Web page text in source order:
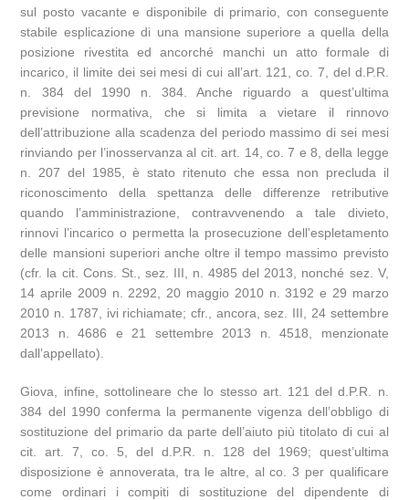
sul posto vacante e disponibile di primario, con conseguente
stabile esplicazione di una mansione superiore a quella della
posizione rivestita ed ancorché manchi un atto formale di
incarico, il limite dei sei mesi di cui all’art. 121, co. 7, del d.P.R.
n. 384 del 1990 n. 384. Anche riguardo a quest’ultima
previsione normativa, che si limita a vietare il rinnovo
dell’attribuzione alla scadenza del periodo massimo di sei mesi
rinviando per l’inosservanza al cit. art. 14, co. 7 e 8, della legge
n. 207 del 1985, è stato ritenuto che essa non precluda il
riconoscimento della spettanza delle differenze retributive
quando l’amministrazione, contravvenendo a tale divieto,
rinnovi l’incarico o permetta la prosecuzione dell’espletamento
delle mansioni superiori anche oltre il tempo massimo previsto
(cfr. la cit. Cons. St., sez. III, n. 4985 del 2013, nonché sez. V,
14 aprile 2009 n. 2292, 20 maggio 2010 n. 3192 e 29 marzo
2010 n. 1787, ivi richiamate; cfr., ancora, sez. III, 24 settembre
2013 n. 4686 e 21 settembre 2013 n. 4518, menzionate
dall’appellato).
Giova, infine, sottolineare che lo stesso art. 121 del d.P.R. n.
384 del 1990 conferma la permanente vigenza dell’obbligo di
sostituzione del primario da parte dell’aiuto più titolato di cui al
cit. art. 7, co. 5, del d.P.R. n. 128 del 1969; quest’ultima
disposizione è annoverata, tra le altre, al co. 3 per qualificare
come ordinari i compiti di sostituzione del dipendente di